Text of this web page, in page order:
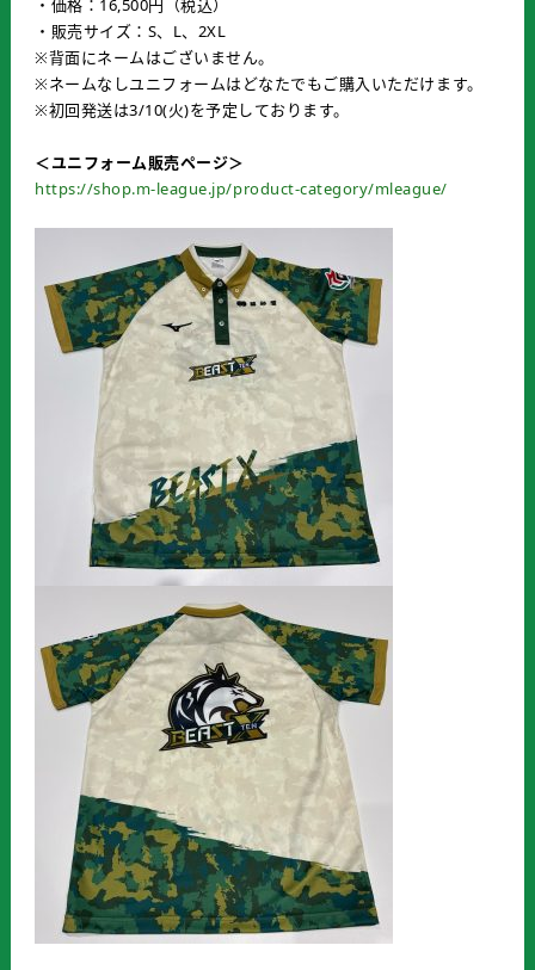
・価格：16,500円（税込）
・販売サイズ：S、L、2XL
※背面にネームはございません。
※ネームなしユニフォームはどなたでもご購入いただけます。
※初回発送は3/10(火)を予定しております。
＜ユニフォーム販売ページ＞
https://shop.m-league.jp/product-category/mleague/